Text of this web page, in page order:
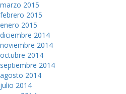
marzo 2015
febrero 2015
enero 2015
diciembre 2014
noviembre 2014
octubre 2014
septiembre 2014
agosto 2014
julio 2014